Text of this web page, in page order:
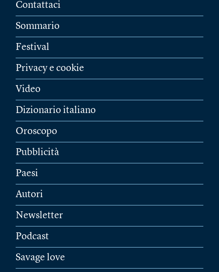
Contattaci
Sommario
Festival
Privacy e cookie
Video
Dizionario italiano
Oroscopo
Pubblicità
Paesi
Autori
Newsletter
Podcast
Savage love